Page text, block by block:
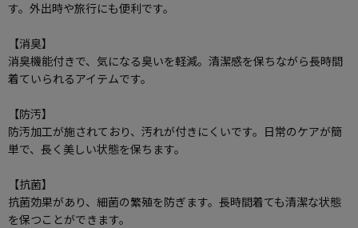
す。外出時や旅行にも便利です。
【消臭】
消臭機能付きで、気になる臭いを軽減。清潔感を保ちながら長時間
着ていられるアイテムです。
【防汚】
防汚加工が施されており、汚れが付きにくいです。日常のケアが簡
単で、長く美しい状態を保ちます。
【抗菌】
抗菌効果があり、細菌の繁殖を防ぎます。長時間着ても清潔な状態
を保つことができます。